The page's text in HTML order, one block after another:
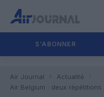
S'ABONNER
Air Journal
Actualité
Air Belgium : deux répétitions